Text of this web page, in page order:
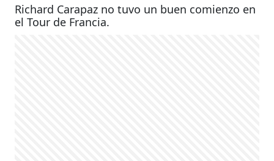
Richard Carapaz no tuvo un buen comienzo en
el Tour de Francia.